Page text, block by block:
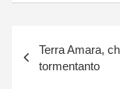
articoli
Terra Amara,
tormentanto